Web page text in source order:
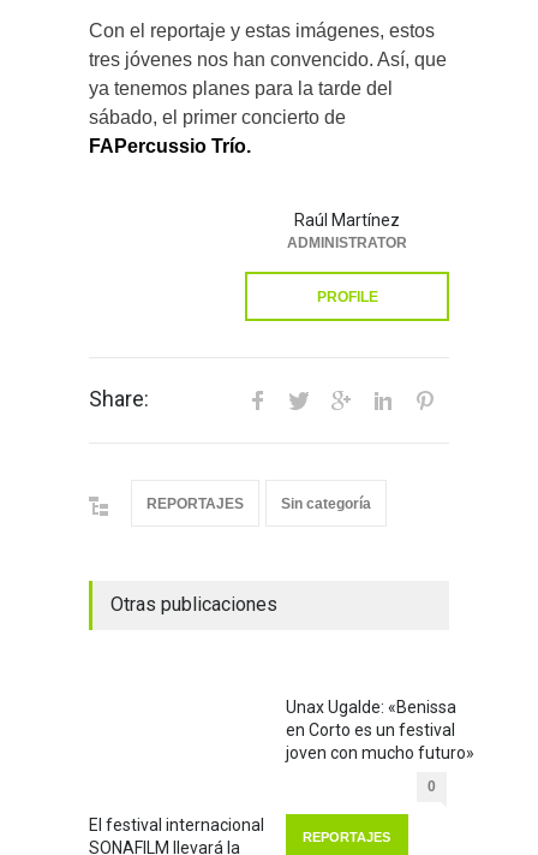
Con el reportaje y estas imágenes, estos
tres jóvenes nos han convencido. Así, que
ya tenemos planes para la tarde del
sábado, el primer concierto de
FAPercussio Trío.
Raúl Martínez
ADMINISTRATOR
PROFILE
Share:
REPORTAJES Sin categoría
Otras publicaciones
El festival internacional
SONAFILM llevará la
Unax Ugalde: «Benissa
en Corto es un festival
joven con mucho futuro»
0
REPORTAJES